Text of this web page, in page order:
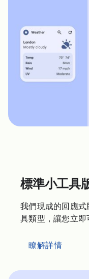
標準小工具
我們現成的回應
具類型，讓您立即
瞭解詳情